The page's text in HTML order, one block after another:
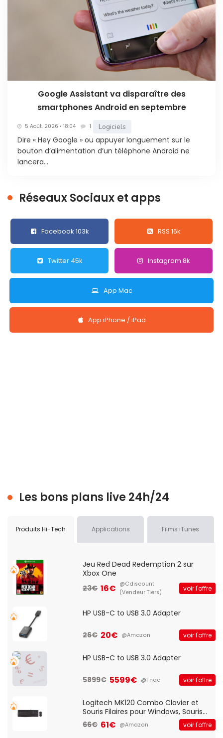
Google Assistant va disparaître des
smartphones Android en septembre
5 Août. 2026 • 18:04 1 Logiciels
Dire « Hey Google » ou appuyer longuement sur le
bouton d’alimentation d’un téléphone Android ne
lancera...
Réseaux Sociaux et apps
Facebook 103k RSS 16k
Twitter 45k Instagram 8k
App Mac
App iPhone / iPad
Les bons plans live 24h/24
Produits Hi-Tech Applications Films iTunes
Jeu Red Dead Redemption 2 sur
Xbox One
23€ 16€ @Cdiscount
(Vendeur Tiers)
voir l'offre
HP USB-C to USB 3.0 Adapter
26€ 20€ @Amazon voir l'offre
HP USB-C to USB 3.0 Adapter
5899€ 5599€ @Fnac voir l'offre
Logitech MK120 Combo Clavier et
Souris Filaires pour Windows, Souris
Optique Filaire, Connexion USB Plug
And Play, Confortable, Taille
66€ 61€ @Amazon voir l'offre